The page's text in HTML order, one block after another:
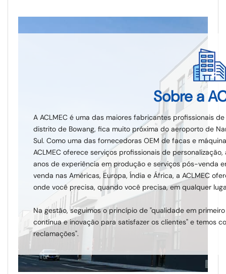
Sobre a
A ACLMEC é uma das maiores fabricantes profissionais
distrito de Bowang, fica muito próxima do aeroporto de
Sul. Como uma das fornecedoras OEM de facas e
ACLMEC oferece serviços profissionais de
anos de experiência em produção e serviços pós-venda
venda nas Américas, Europa, Índia e África, a ACLMEC
onde você precisa, quando você precisa, em qualquer
Na gestão, seguimos o princípio de "qualidade em
contínua e inovação para satisfazer os clientes" e temos
reclamações".